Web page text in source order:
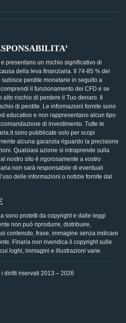
e presentano un rischio significativo di
della leva finanziaria. Il 74-85 % dei
perdite monetarie in seguito a
il funzionamento dei CFD e se
rischio di perdere il Tuo denaro. Il
di perdite. Le informazioni fornite sono
educativo e non rappresentano alcun tipo
di investimento. Tutte le
sono pubblicate solo per scopi
alcuna garanzia riguardo la precisione
Qualsiasi azione si intraprende sulla
nostro sito è rigorosamente a vostro
non sarà responsabile di eventuali
delle informazioni o notizie fornite dal
sono protetti da copyright e dalle leggi
non può riprodurre, distribuire,
contenuto, frase, immagine senza indicare
Finaria non rivendica il copyright sulle
loghi, immagini e illustrazioni varie.
diritti riservati 2013 – 2026